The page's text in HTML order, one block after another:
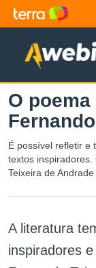
O
É possível refletir e
textos
Teixeira de
A literatura
inspiradores